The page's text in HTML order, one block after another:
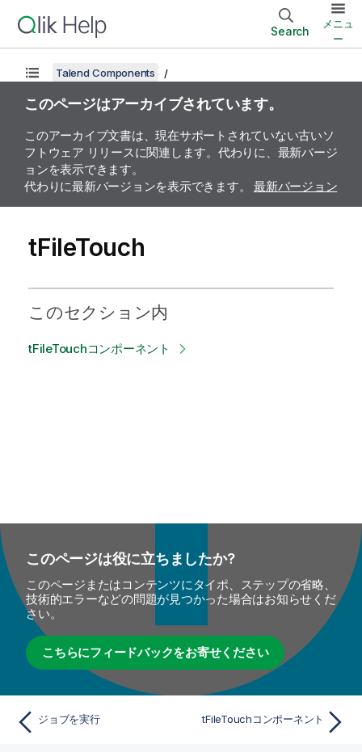
Search
メニュ
ー
Talend Components
このページはアーカイブされています。
このアーカイブ文書は、現在サポートされていない古いソ
フトウェア リリースに関連します。代わりに、最新バージ
ョンを表示できます。
代わりに最新バージョンを表示できます。 最新バージョン
tFileTouch
このセクション内
tFileTouchコンポーネント
このページは役に立ちましたか?
このページまたはコンテンツにタイポ、ステップの省略、
技術的エラーなどの問題が見つかった場合はお知らせくだ
さい。
こちらにフィードバックをお寄せください
ジョブを実行 tFileTouchコンポーネント